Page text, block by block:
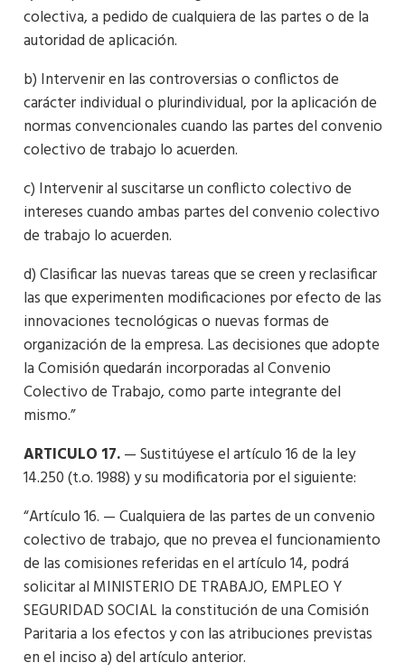
colectiva, a pedido de cualquiera de las partes o de la
autoridad de aplicación.
b) Intervenir en las controversias o conflictos de
carácter individual o plurindividual, por la aplicación de
normas convencionales cuando las partes del convenio
colectivo de trabajo lo acuerden.
c) Intervenir al suscitarse un conflicto colectivo de
intereses cuando ambas partes del convenio colectivo
de trabajo lo acuerden.
d) Clasificar las nuevas tareas que se creen y reclasificar
las que experimenten modificaciones por efecto de las
innovaciones tecnológicas o nuevas formas de
organización de la empresa. Las decisiones que adopte
la Comisión quedarán incorporadas al Convenio
Colectivo de Trabajo, como parte integrante del
mismo.”
ARTICULO 17.— Sustitúyese el artículo 16 de la ley
14.250 (t.o. 1988) y su modificatoria por el siguiente:
“Artículo 16. — Cualquiera de las partes de un convenio
colectivo de trabajo, que no prevea el funcionamiento
de las comisiones referidas en el artículo 14, podrá
solicitar al MINISTERIO DE TRABAJO, EMPLEO Y
SEGURIDAD SOCIAL la constitución de una Comisión
Paritaria a los efectos y con las atribuciones previstas
en el inciso a) del artículo anterior.